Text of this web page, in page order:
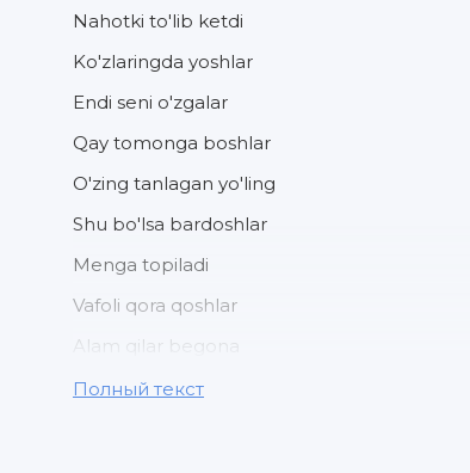
Nahotki to'lib ketdi
Ko'zlaringda yoshlar
Endi seni o'zgalar
Qay tomonga boshlar
O'zing tanlagan yo'ling
Shu bo'lsa bardoshlar
Menga topiladi
Vafoli qora qoshlar
Alam qilar begona
Bag'riga bossa seni
Полный текст